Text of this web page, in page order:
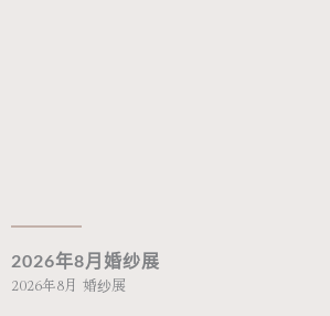
2026年8月婚纱展
2026年8月 婚纱展